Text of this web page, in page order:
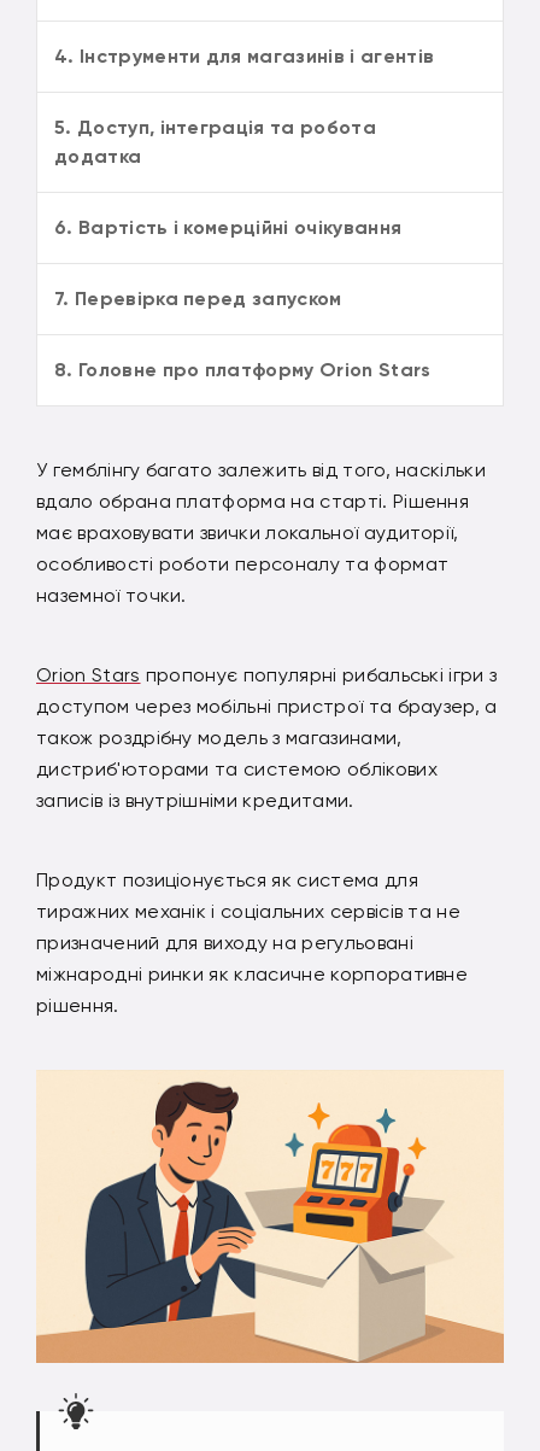
4. Інструменти для магазинів і агентів
5. Доступ, інтеграція та робота
додатка
6. Вартість і комерційні очікування
7. Перевірка перед запуском
8. Головне про платформу Orion Stars
У гемблінгу багато залежить від того, наскільки
вдало обрана платформа на старті. Рішення
має враховувати звички локальної аудиторії,
особливості роботи персоналу та формат
наземної точки.
Orion Stars пропонує популярні рибальські ігри з
доступом через мобільні пристрої та браузер, а
також роздрібну модель з магазинами,
дистриб'юторами та системою облікових
записів із внутрішніми кредитами.
Продукт позиціонується як система для
тиражних механік і соціальних сервісів та не
призначений для виходу на регульовані
міжнародні ринки як класичне корпоративне
рішення.